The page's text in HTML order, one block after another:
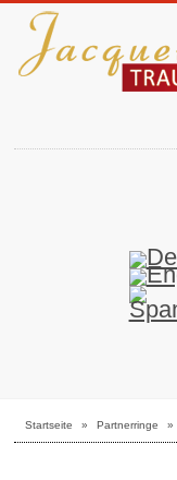
Startseite » Partnerringe »